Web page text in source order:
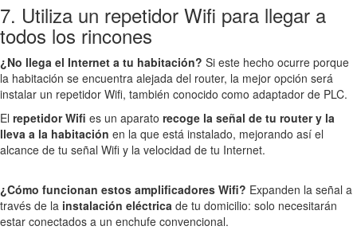
7. Utiliza un repetidor Wifi para llegar a
todos los rincones
¿No llega el Internet a tu habitación? Si este hecho ocurre porque
la habitación se encuentra alejada del router, la mejor opción será
instalar un repetidor Wifi, también conocido como adaptador de PLC.
El repetidor Wifi es un aparato recoge la señal de tu router y la
lleva a la habitación en la que está instalado, mejorando así el
alcance de tu señal Wifi y la velocidad de tu Internet.
¿Cómo funcionan estos amplificadores Wifi? Expanden la señal a
través de la instalación eléctrica de tu domicilio: solo necesitarán
estar conectados a un enchufe convencional.